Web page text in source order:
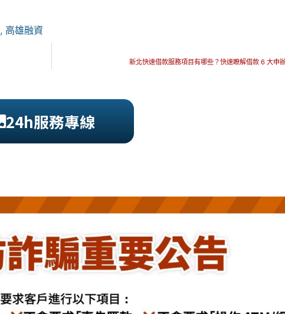
, 高雄融資
新北快速借款服務項目有哪些？快速瞭解借款 6 大申
24h服務專線